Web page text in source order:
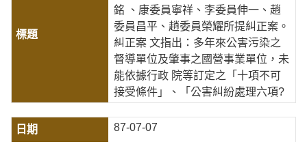
銘 、康委員寧祥、李委員伸一、趙
委員昌平、趙委員榮耀所提糾正案。
糾正案 文指出：多年來公害污染之
督導單位及肇事之國營事業單位，未
能依據行政 院等訂定之「十項不可
接受條件」、「公害糾紛處理六項?
87-07-07